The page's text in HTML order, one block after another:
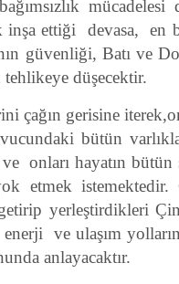
mücadelesi
inşa ettiği devasa,
güvenliği, Batı ve
düşecektir.
gerisine
bütün
onları hayatın bütün
etmek
yerleştirdikleri
ve ulaşım
anlayacaktır.